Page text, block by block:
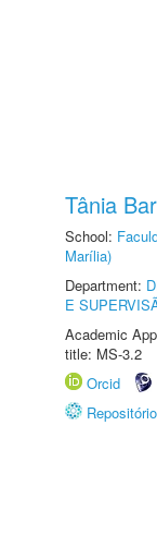
Tânia
School:
Marília)
Department:
E
Academic
title: MS-3.2
Orcid